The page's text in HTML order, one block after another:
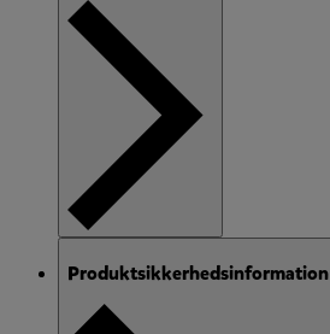
Produktsikkerhedsinformation